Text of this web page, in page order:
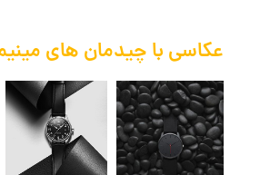
عکاسی با چیدمان های